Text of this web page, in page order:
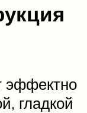
эффектно
гладкой